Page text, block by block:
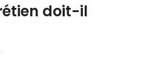
doit-il